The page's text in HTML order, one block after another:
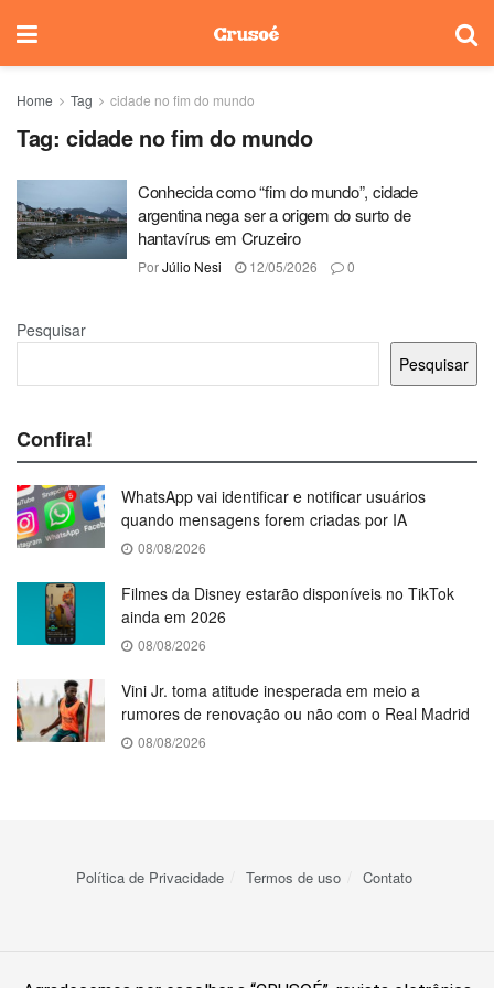
Home Tag cidade no fim do mundo
Tag: cidade no fim do mundo
Conhecida como “fim do mundo”, cidade
argentina nega ser a origem do surto de
hantavírus em Cruzeiro
PorJúlio Nesi 12/05/2026 0
Pesquisar
Pesquisar
Confira!
WhatsApp vai identificar e notificar usuários
quando mensagens forem criadas por IA
08/08/2026
Filmes da Disney estarão disponíveis no TikTok
ainda em 2026
08/08/2026
Vini Jr. toma atitude inesperada em meio a
rumores de renovação ou não com o Real Madrid
08/08/2026
Política de Privacidade Termos de uso Contato